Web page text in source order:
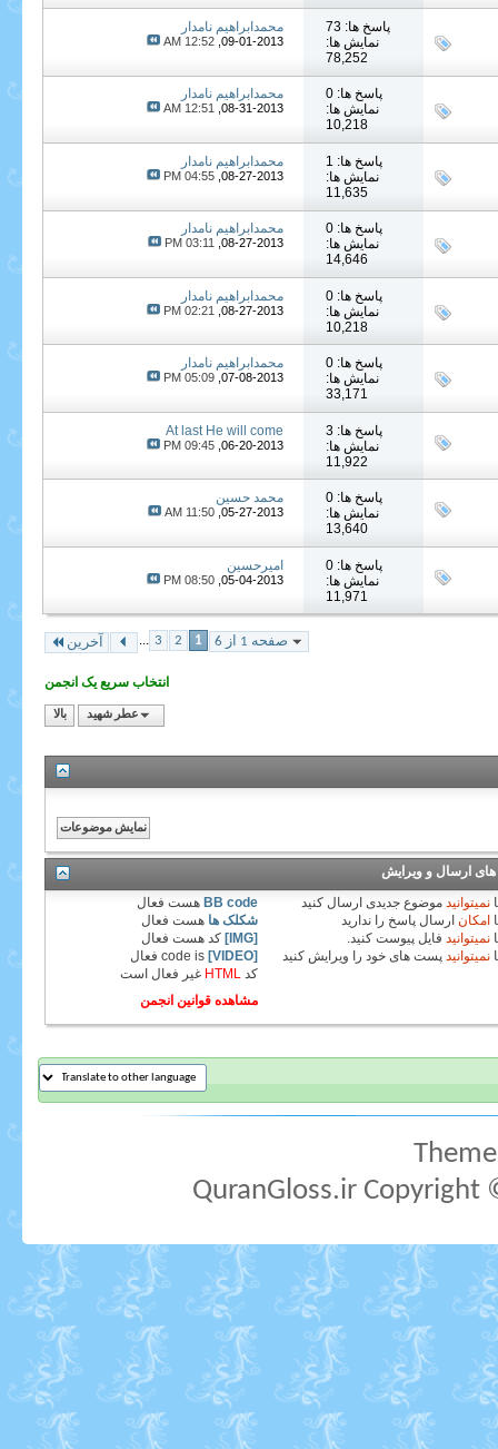
پاسخ ها: 73
نمایش ها:
78,252
محمدابراهیم نامدار
09-01-2013,
12:52 AM
پاسخ ها: 0
نمایش ها:
10,218
محمدابراهیم نامدار
08-31-2013,
12:51 AM
پاسخ ها: 1
نمایش ها:
11,635
محمدابراهیم نامدار
08-27-2013,
04:55 PM
پاسخ ها: 0
نمایش ها:
14,646
محمدابراهیم نامدار
08-27-2013,
03:11 PM
پاسخ ها: 0
نمایش ها:
10,218
محمدابراهیم نامدار
08-27-2013,
02:21 PM
پاسخ ها: 0
نمایش ها:
33,171
محمدابراهیم نامدار
07-08-2013,
05:09 PM
پاسخ ها: 3
نمایش ها:
11,922
At last He will come
06-20-2013,
09:45 PM
پاسخ ها: 0
نمایش ها:
13,640
محمد حسین
05-27-2013,
11:50 AM
پاسخ ها: 0
نمایش ها:
11,971
امیرحسین
05-04-2013,
08:50 PM
صفحه 1 از 6 1
2
3
... آخرین
انتخاب سریع یک انجمن
عطر شهید بالا
ارسال و ویرایش
نمیتوانید موضوع جدیدی ارسال کنید
امکان ارسال پاسخ را ندارید
نمیتوانید فایل پیوست کنید.
نمیتوانید پست های خود را ویرایش کنید
BB code هست فعال
شکلک ها هست فعال
[IMG]
کد هست فعال
[VIDEO]
code is
فعال
کدHTML غیر فعال است
مشاهده قوانین انجمن
QuranGloss.ir Copyright